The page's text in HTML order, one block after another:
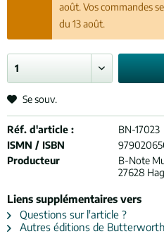
août. Vos commandes
du 13 août.
Se souv.
Réf. d'article :
BN-17023
ISMN / ISBN
Producteur
B-Note
27628
Liens supplémentaires vers
Questions sur l'article ?
Autres éditions de